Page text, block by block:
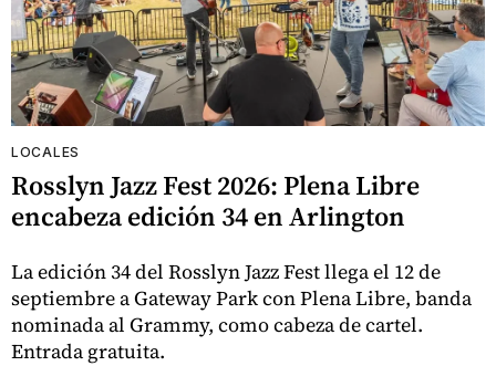
LOCALES
Rosslyn Jazz Fest 2026: Plena Libre
encabeza edición 34 en Arlington
La edición 34 del Rosslyn Jazz Fest llega el 12 de
septiembre a Gateway Park con Plena Libre, banda
nominada al Grammy, como cabeza de cartel.
Entrada gratuita.